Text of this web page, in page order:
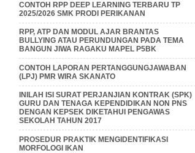
CONTOH RPP DEEP LEARNING TERBARU TP
2025/2026 SMK PRODI PERIKANAN
RPP, ATP DAN MODUL AJAR BRANTAS
BULLYING ATAU PERUNDUNGAN PADA TEMA
BANGUN JIWA RAGAKU MAPEL P5BK
CONTOH LAPORAN PERTANGGUNGJAWABAN
(LPJ) PMR WIRA SKANATO
INILAH ISI SURAT PERJANJIAN KONTRAK (SPK)
GURU DAN TENAGA KEPENDIDIKAN NON PNS
DENGAN KEPSEK DIKETAHUI PENGAWAS
SEKOLAH TAHUN 2017
PROSEDUR PRAKTIK MENGIDENTIFIKASI
MORFOLOGI IKAN